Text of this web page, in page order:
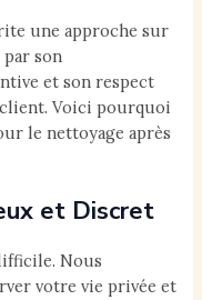
une approche sur
son
et son respect
client. Voici pourquoi
le nettoyage après
et Discret
Nous
votre vie privée et